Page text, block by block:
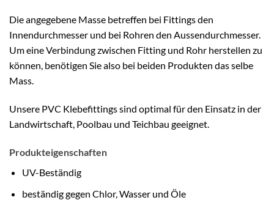
Die angegebene Masse betreffen bei Fittings den
Innendurchmesser und bei Rohren den Aussendurchmesser.
Um eine Verbindung zwischen Fitting und Rohr herstellen zu
können, benötigen Sie also bei beiden Produkten das selbe
Mass.
Unsere PVC Klebefittings sind optimal für den Einsatz in der
Landwirtschaft, Poolbau und Teichbau geeignet.
Produkteigenschaften
UV-Beständig
beständig gegen Chlor, Wasser und Öle